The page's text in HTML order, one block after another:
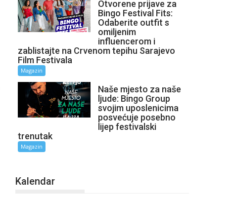
Otvorene prijave za
Bingo Festival Fits:
Odaberite outfit s
omiljenim
influencerom i
zablistajte na Crvenom tepihu Sarajevo
Film Festivala
Magazin
Naše mjesto za naše
ljude: Bingo Group
svojim uposlenicima
posvećuje posebno
lijep festivalski
trenutak
Magazin
Kalendar